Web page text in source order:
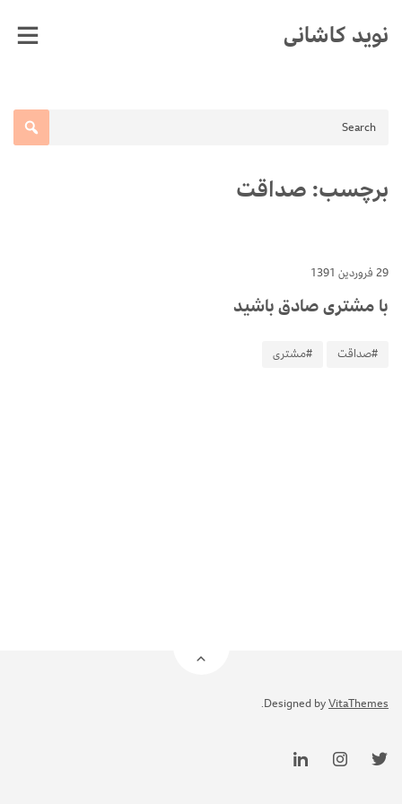
content
نوید کاشانی
برچسب: صداقت
29 فروردین 1391
با مشتری صادق باشید
#صداقت #مشتری
Designed byVitaThemes
.